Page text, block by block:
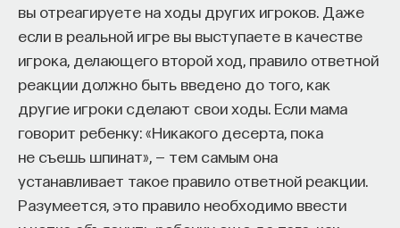
вы отреагируете на ходы других игроков. Даже
если в реальной игре вы выступаете в качестве
игрока, делающего второй ход, правило ответной
реакции должно быть введено до того, как
другие игроки сделают свои ходы. Если мама
говорит ребенку: «Никакого десерта, пока
не съешь шпинат», — тем самым она
устанавливает такое правило ответной реакции.
Разумеется, это правило необходимо ввести